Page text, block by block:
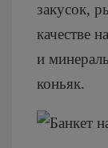
закусок,
качестве
и
коньяк.